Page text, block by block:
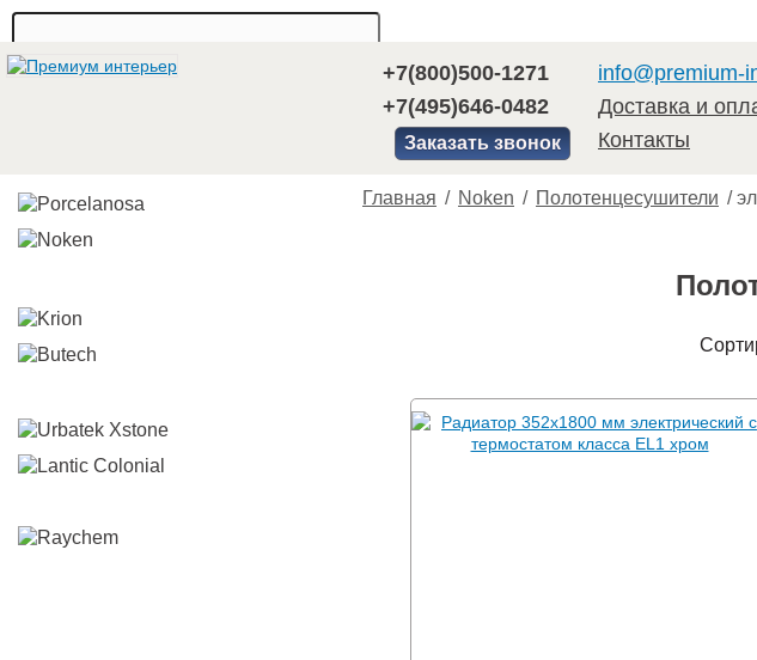
+7(800)500-1271
+7(495)646-0482
Заказать звонок
info@premium-
Доставка и
Контакты
Главная / Noken / Полотенцесушители /